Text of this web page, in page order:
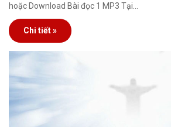
hoặc Download Bài đọc 1 MP3 Tại…
Chi tiết »